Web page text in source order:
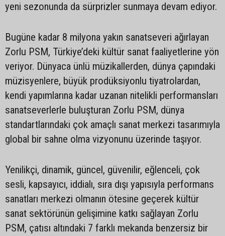
yeni sezonunda da sürprizler sunmaya devam ediyor.
Bugüne kadar 8 milyona yakın sanatseveri ağırlayan
Zorlu PSM, Türkiye’deki kültür sanat faaliyetlerine yön
veriyor. Dünyaca ünlü müzikallerden, dünya çapındaki
müzisyenlere, büyük prodüksiyonlu tiyatrolardan,
kendi yapımlarına kadar uzanan nitelikli performansları
sanatseverlerle buluşturan Zorlu PSM, dünya
standartlarındaki çok amaçlı sanat merkezi tasarımıyla
global bir sahne olma vizyonunu üzerinde taşıyor.
Yenilikçi, dinamik, güncel, güvenilir, eğlenceli, çok
sesli, kapsayıcı, iddialı, sıra dışı yapısıyla performans
sanatları merkezi olmanın ötesine geçerek kültür
sanat sektörünün gelişimine katkı sağlayan Zorlu
PSM, çatısı altındaki 7 farklı mekanda benzersiz bir